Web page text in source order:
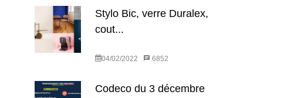
Stylo Bic, verre Duralex,
cout...
04/02/2022 6852
Codeco du 3 décembre